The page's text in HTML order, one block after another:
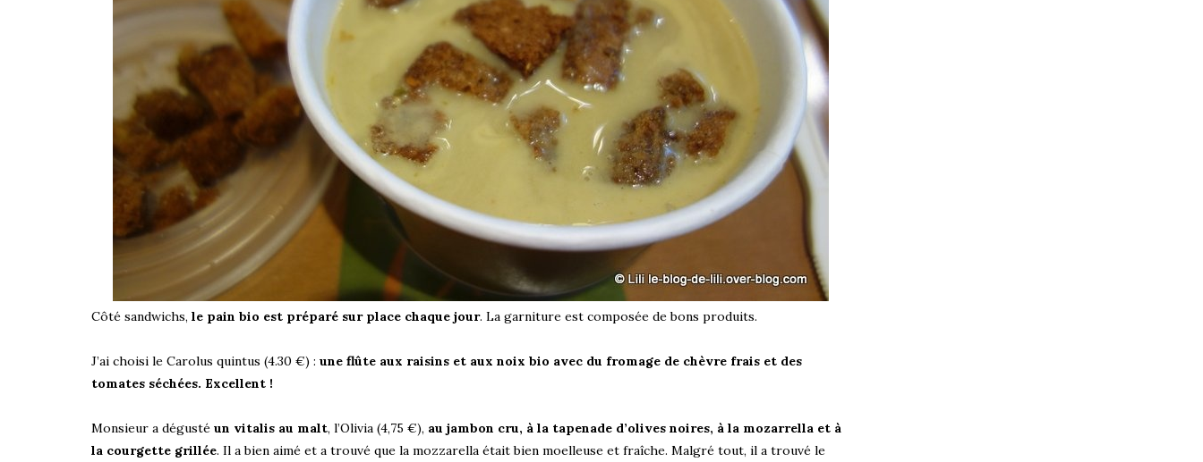
Côté sandwichs, le pain bio est préparé sur place chaque jour. La garniture est composée de bons produits.
J’ai choisi le Carolus quintus (4.30 €) : une flûte aux raisins et aux noix bio avec du fromage de chèvre frais et des
tomates séchées. Excellent !
Monsieur a dégusté un vitalis au malt, l’Olivia (4,75 €), au jambon cru, à la tapenade d’olives noires, à la mozarrella et à
la courgette grillée. Il a bien aimé et a trouvé que la mozzarella était bien moelleuse et fraîche. Malgré tout, il a trouvé le